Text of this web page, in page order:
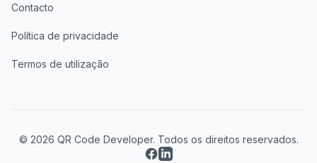
Contacto
Política de privacidade
Termos de utilização
© 2026 QR Code Developer. Todos os direitos reservados.